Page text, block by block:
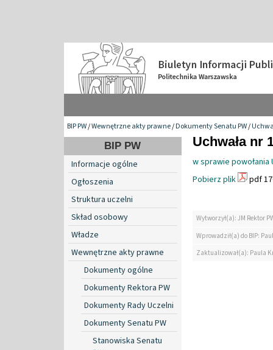
BIP PW/Wewnętrzne akty prawne/Dokumenty Senatu PW/
BIP PW
Informacje ogólne
Ogłoszenia
Struktura uczelni
Skład osobowy
Władze
Wewnętrzne akty prawne
Dokumenty ogólne
Dokumenty Rektora PW
Dokumenty Rady Uczelni
Dokumenty Senatu PW
Stanowiska Senatu
Uchwała nr
w sprawie powołania
Pobierz plik
pdf
Wytworzył(a): JM Rektor
Wprowadził(a) do BIP:
Zaktualizował(a): Paula